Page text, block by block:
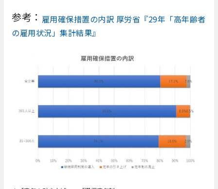
参考： 雇用確保措置の内訳 厚労省『29年「高年齢者
の雇用状況」集計結果』